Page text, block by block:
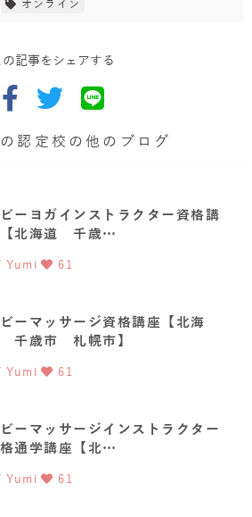
オンライン
の記事をシェアする
認定校の他のブログ
ーヨガインストラクター資格講
北海道 千歳…
Yumi 61
ーマッサージ資格講座【北海
千歳市 札幌市】
Yumi 61
ーマッサージインストラクター
通学講座【北…
Yumi 61